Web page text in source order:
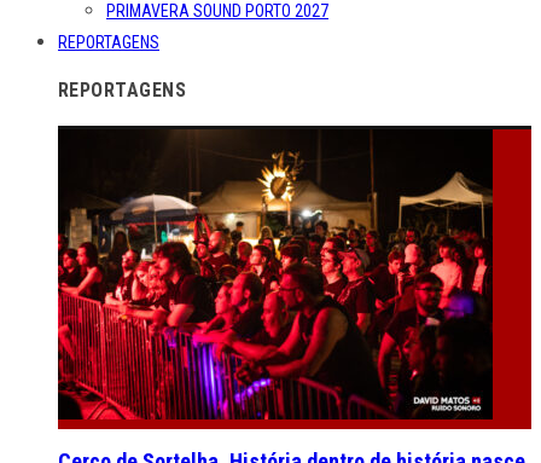
PRIMAVERA SOUND PORTO 2027
REPORTAGENS
REPORTAGENS